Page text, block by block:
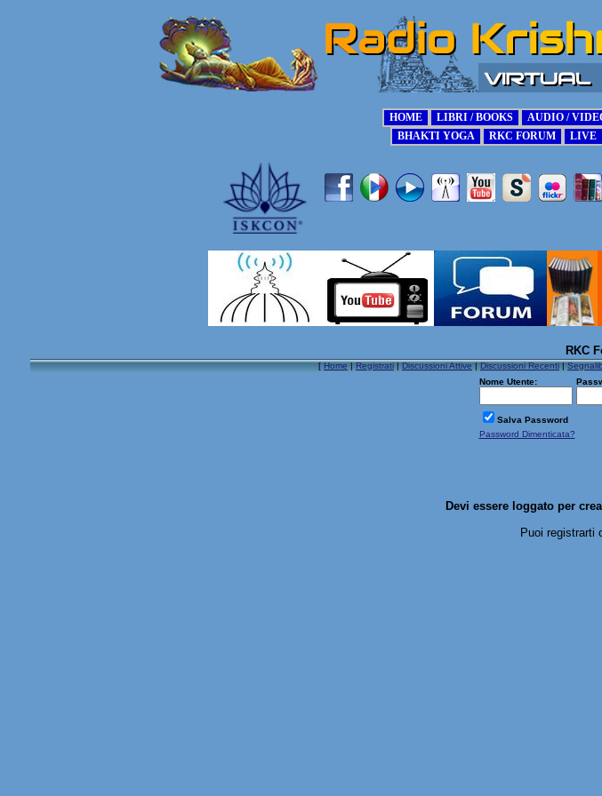
RKC
[Home|Registrati|Discussioni Attive|Discussioni Recenti|
Nome Utente:
Salva Password
Password Dimenticata?
Devi essere loggato per
Puoi registrarti